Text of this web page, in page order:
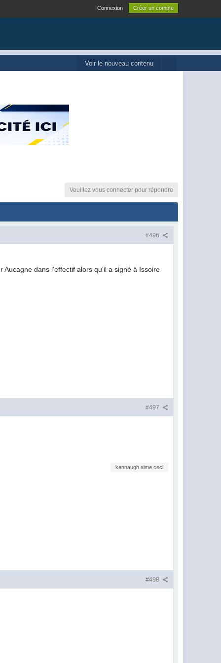
Connexion Créer un compte
Voir le nouveau contenu
Veuillez vous connecter pour répondre
#496
dans l'effectif alors qu'il a signé à Issoire
#497
kennaugh aime ceci
#498